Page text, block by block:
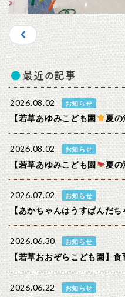
最近の記事
2026.08.02 お知らせ
【若草あゆみこども園 夏の
2026.08.02 お知らせ
【若草あゆみこども園 夏の
2026.07.02 お知らせ
【あかちゃんはうすぱんだ
2026.06.30 お知らせ
【若草おおぞらこども園】
2026.06.22 お知らせ